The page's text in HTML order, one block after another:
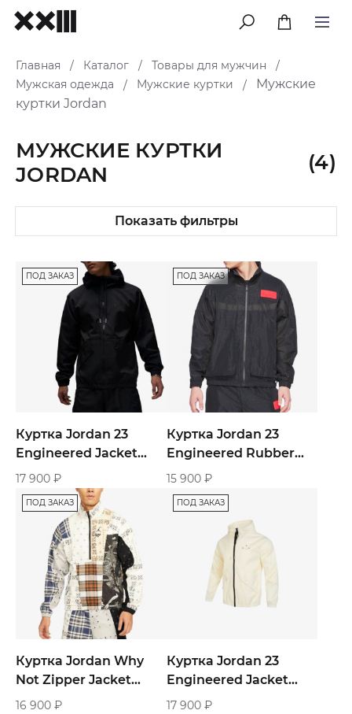
меню
Главная / Каталог / Товары для мужчин
/
Мужская одежда
/ Мужские куртки /
Мужские
куртки Jordan
МУЖСКИЕ КУРТКИ
JORDAN
(4)
Показать фильтры
ПОД ЗАКАЗ
Куртка Jordan 23
Engineered Jacket
«Black»
17 900 ₽
ПОД ЗАКАЗ
Куртка Jordan 23
Engineered Rubber
Sports Jacket «Black»
15 900 ₽
ПОД ЗАКАЗ
Куртка Jordan Why
Not Zipper Jacket
«Multicolor»
16 900 ₽
ПОД ЗАКАЗ
Куртка Jordan 23
Engineered Jacket
«Beige»
17 900 ₽